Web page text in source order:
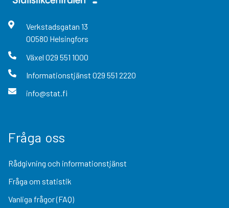
Verkstadsgatan 13
00580 Helsingfors
Växel 029 551 1000
Informationstjänst 029 551 2220
info@stat.fi
Fråga oss
Rådgivning och informationstjänst
Fråga om statistik
Vanliga frågor (FAQ)